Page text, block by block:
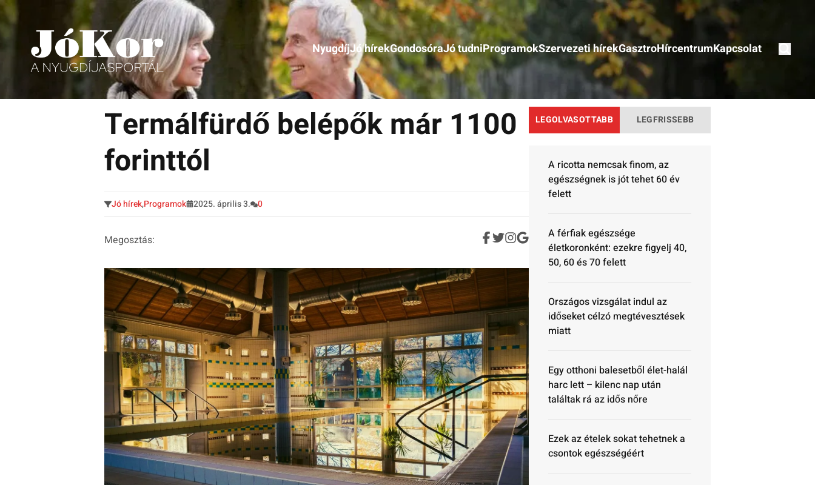
a
Tudnivalók, érdekességek idősek számára.
NyugdíjJó hírekGondosóraJó tudniProgramokSzervezeti hírekGasztroHírcentrumKapcsolat
Termálfürdő belépők már 1100
forinttól
Jó hírek,Programok 2025. április 3. 0
Megosztás:
LEGOLVASOTTABB LEGFRISSEBB
A ricotta nemcsak finom, az
egészségnek is jót tehet 60 év
felett
A férfiak egészsége
életkoronként: ezekre figyelj 40,
50, 60 és 70 felett
Országos vizsgálat indul az
időseket célzó megtévesztések
miatt
Egy otthoni balesetből élet-halál
harc lett – kilenc nap után
találtak rá az idős nőre
Ezek az ételek sokat tehetnek a
csontok egészségéért